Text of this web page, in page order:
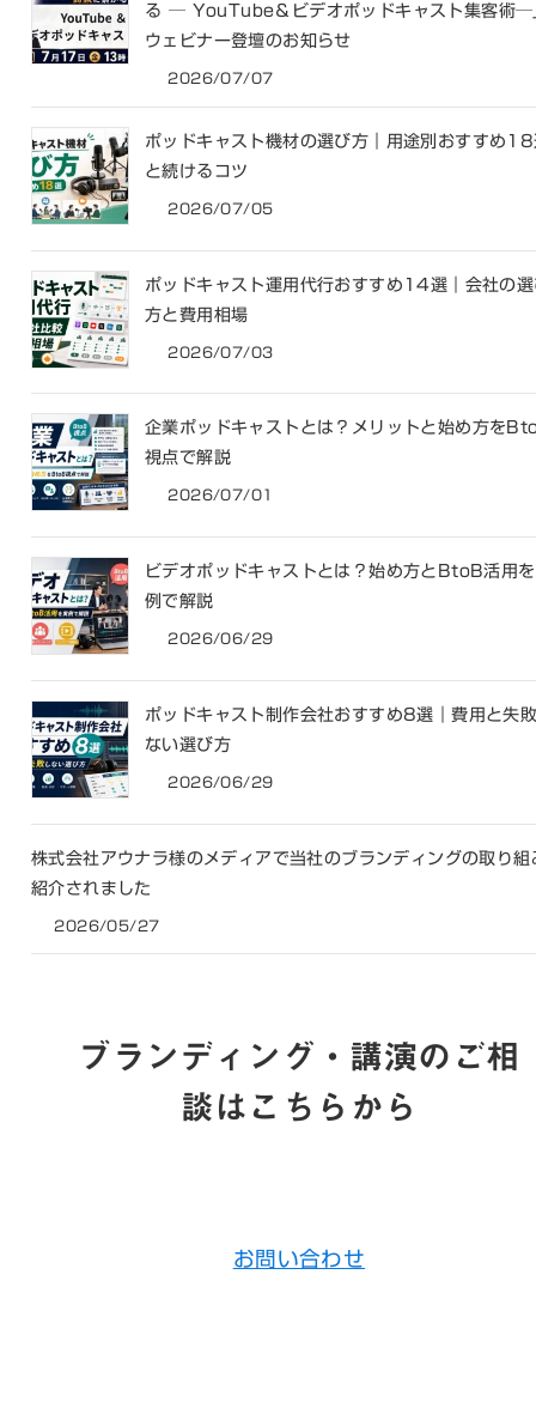
る ─ YouTube＆ビデオポッドキャスト集客術─
ウェビナー登壇のお知らせ
2026/07/07
ポッドキャスト機材の選び方｜用途別おすすめ
と続けるコツ
2026/07/05
ポッドキャスト運用代行おすすめ14選｜会社の
方と費用相場
2026/07/03
企業ポッドキャストとは？メリットと始め方を
視点で解説
2026/07/01
ビデオポッドキャストとは？始め方とBtoB活用
例で解説
2026/06/29
ポッドキャスト制作会社おすすめ8選｜費用と失
ない選び方
2026/06/29
株式会社アウナラ様のメディアで当社のブランディングの取り組
紹介されました
2026/05/27
ブランディング・講演のご相
談はこちらから
お問い合わせ